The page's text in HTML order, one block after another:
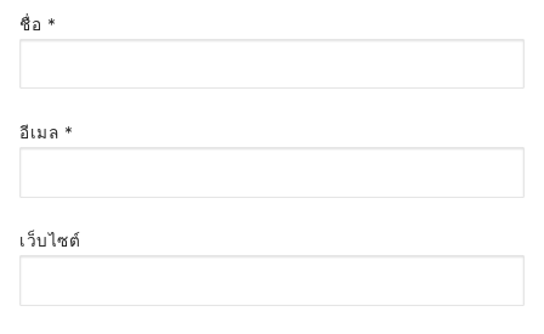
ชื่อ *
อีเมล *
เว็บไซต์